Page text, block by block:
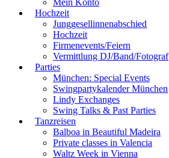
Mein Konto
Hochzeit
Junggesellinnenabschied
Hochzeit
Firmenevents/Feiern
Vermittlung DJ/Band/Fotograf
Parties
München: Special Events
Swingpartykalender München
Lindy Exchanges
Swing Talks & Past Parties
Tanzreisen
Balboa in Beautiful Madeira
Private classes in Valencia
Waltz Week in Vienna